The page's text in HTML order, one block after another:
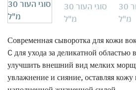
Современная сыворотка для кожи
C для ухода за деликатной областью
улучшить внешний вид мелких
увлажнение и сияние, оставляя кожу